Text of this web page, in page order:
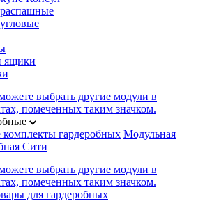
ящики
выбрать другие модули в
помеченных таким значком.
комплекты гардеробных Модульная
Сити
выбрать другие модули в
помеченных таким значком.
для гардеробных